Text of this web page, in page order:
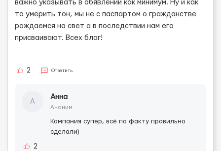
важно указывать в обявлении как минимум. Ну и как
то умерить тон, мы не с паспартом о гражданстве
рождаемся на свет а в последствии нам его
присваивают. Всех благ!
2 Ответить
А
Анна
Аноним
Компания супер, всё по факту правильно
сделали)
2